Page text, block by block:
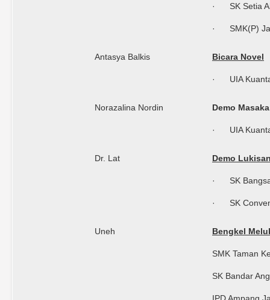
· SK Setia
· SMK(P)
Antasya Balkis Bicara Novel
· UIA
Norazalina Nordin Demo
· UIA
Dr. Lat Demo
· SK
· SK
Uneh Bengkel
SMK Taman
SK Bandar